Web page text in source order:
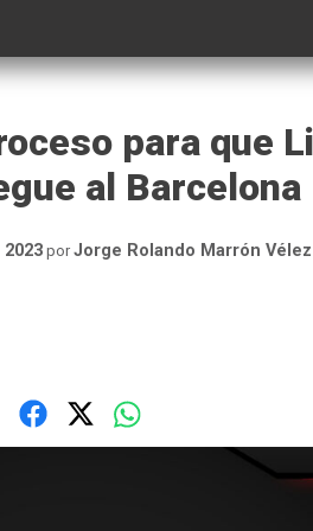
para que
al Barcelona
2023porJorge Rolando Marrón Vélez